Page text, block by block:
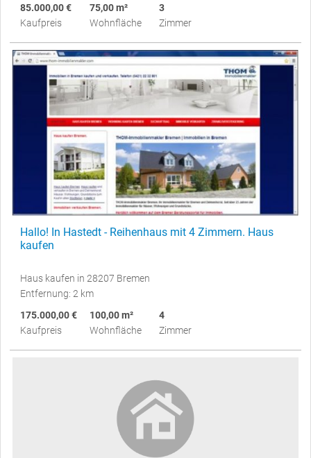
85.000,00 €
Kaufpreis
75,00 m²
Wohnfläche
3
Zimmer
Hallo! In Hastedt - Reihenhaus mit 4 Zimmern. Haus
kaufen
Haus kaufen in 28207 Bremen
Entfernung: 2 km
175.000,00 €
Kaufpreis
100,00 m²
Wohnfläche
4
Zimmer